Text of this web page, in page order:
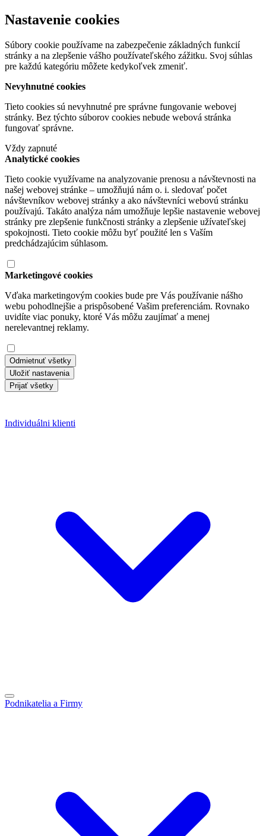
Nastavenie cookies
Súbory cookie používame na zabezpečenie základných funkcií
stránky a na zlepšenie vášho používateľského zážitku. Svoj súhlas
pre každú kategóriu môžete kedykoľvek zmeniť.
Nevyhnutné cookies
Tieto cookies sú nevyhnutné pre správne fungovanie webovej
stránky. Bez týchto súborov cookies nebude webová stránka
fungovať správne.
Vždy zapnuté
Analytické cookies
Tieto cookie využívame na analyzovanie prenosu a návštevnosti na
našej webovej stránke – umožňujú nám o. i. sledovať počet
návštevníkov webovej stránky a ako návštevníci webovú stránku
používajú. Takáto analýza nám umožňuje lepšie nastavenie webovej
stránky pre zlepšenie funkčnosti stránky a zlepšenie užívateľskej
spokojnosti. Tieto cookie môžu byť použité len s Vaším
predchádzajúcim súhlasom.
Marketingové cookies
Vďaka marketingovým cookies bude pre Vás používanie nášho
webu pohodlnejšie a prispôsobené Vašim preferenciám. Rovnako
uvidíte viac ponuky, ktoré Vás môžu zaujímať a menej
nerelevantnej reklamy.
Odmietnuť všetky
Uložiť nastavenia
Prijať všetky
Individuálni klienti
Podnikatelia a Firmy